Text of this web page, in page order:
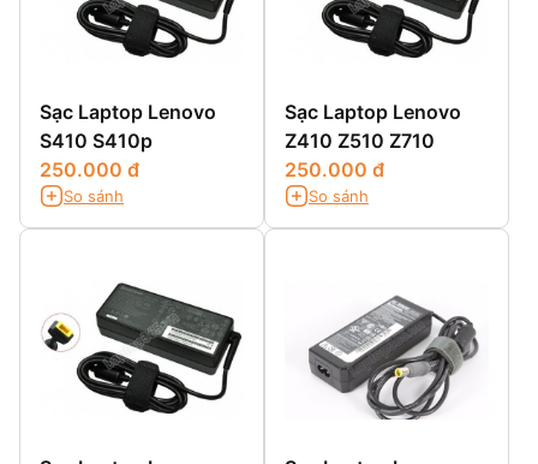
Sạc Laptop Lenovo
S410 S410p
250.000 đ
So sánh
Sạc Laptop Lenovo
Z410 Z510 Z710
250.000 đ
So sánh